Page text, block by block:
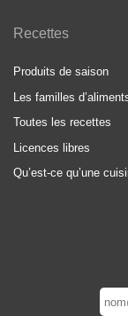
Recettes
Produits de saison
Les familles
Toutes les recettes
Licences libres
Qu’est-ce qu’une